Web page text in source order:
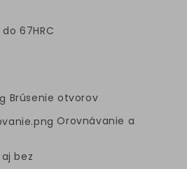
67HRC
Brúsenie otvorov
Orovnávanie a
bez